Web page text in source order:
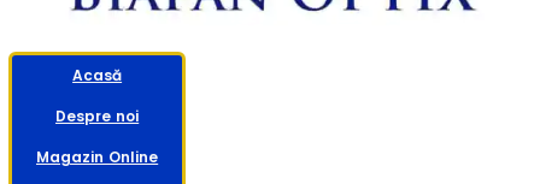
Acasă
Despre noi
Magazin Online